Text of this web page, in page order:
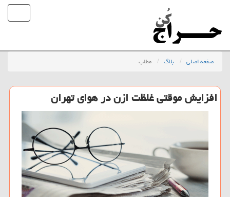
صفحه اصلی بلاگ مطلب
افزایش موقتی غلظت ازن در هوای تهران